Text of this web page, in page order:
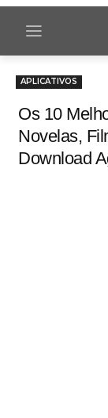
APLICATIVOS
Os 10
Novelas,
Download